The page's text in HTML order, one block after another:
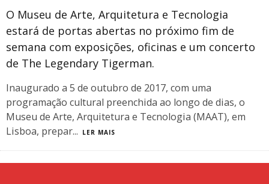
O Museu de Arte, Arquitetura e Tecnologia
estará de portas abertas no próximo fim de
semana com exposições, oficinas e um concerto
de The Legendary Tigerman.
Inaugurado a 5 de outubro de 2017, com uma
programação cultural preenchida ao longo de dias, o
Museu de Arte, Arquitetura e Tecnologia (MAAT), em
Lisboa, prepar... LER MAIS